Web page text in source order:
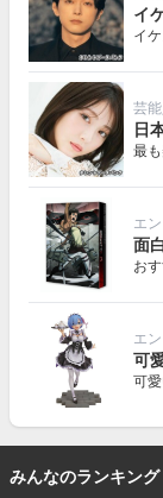
イ
イ
芸
日
最
エ
面
お
エ
可
可
みんなのランキング